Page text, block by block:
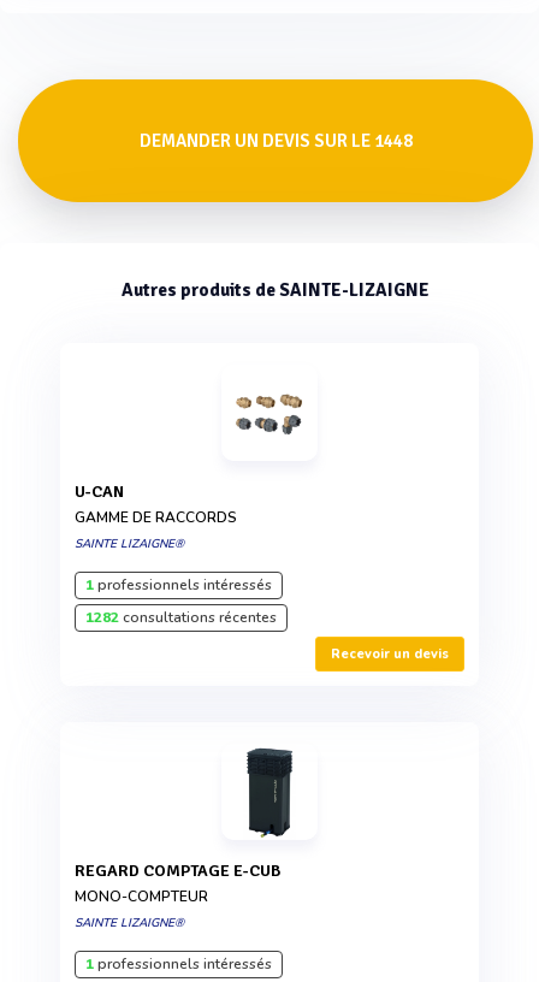
DEMANDER UN DEVIS SUR LE 1448
Autres produits de SAINTE-LIZAIGNE
U-CAN
GAMME DE RACCORDS
SAINTE LIZAIGNE®
1professionnels intéressés
1282consultations récentes
Recevoir un devis
REGARD COMPTAGE E-CUB
MONO-COMPTEUR
SAINTE LIZAIGNE®
1professionnels intéressés